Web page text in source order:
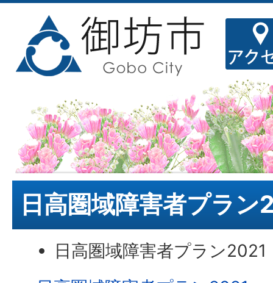
日高圏域障害者プラン
日高圏域障害者プラン2021